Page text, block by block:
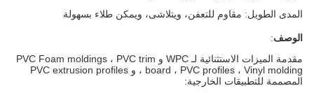
المدى الطويل : مقاوم للتعفن، ويتلاشى، ويمكن طلاء بسهولة
الوصف:
مقدمة الميزات الاستثنائية لـ WPC و PVC Foam moldings ، PVC trim
board ، PVC profiles ، Vinyl molding ، و PVC extrusion profiles
المصممة للتطبيقات الخارجية: